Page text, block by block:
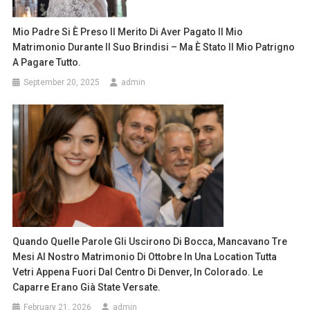
Mio Padre Si È Preso Il Merito Di Aver Pagato Il Mio
Matrimonio Durante Il Suo Brindisi – Ma È Stato Il Mio Patrigno
A Pagare Tutto.
September 20, 2025 admin
Quando Quelle Parole Gli Uscirono Di Bocca, Mancavano Tre
Mesi Al Nostro Matrimonio Di Ottobre In Una Location Tutta
Vetri Appena Fuori Dal Centro Di Denver, In Colorado. Le
Caparre Erano Già State Versate.
February 21, 2026 admin